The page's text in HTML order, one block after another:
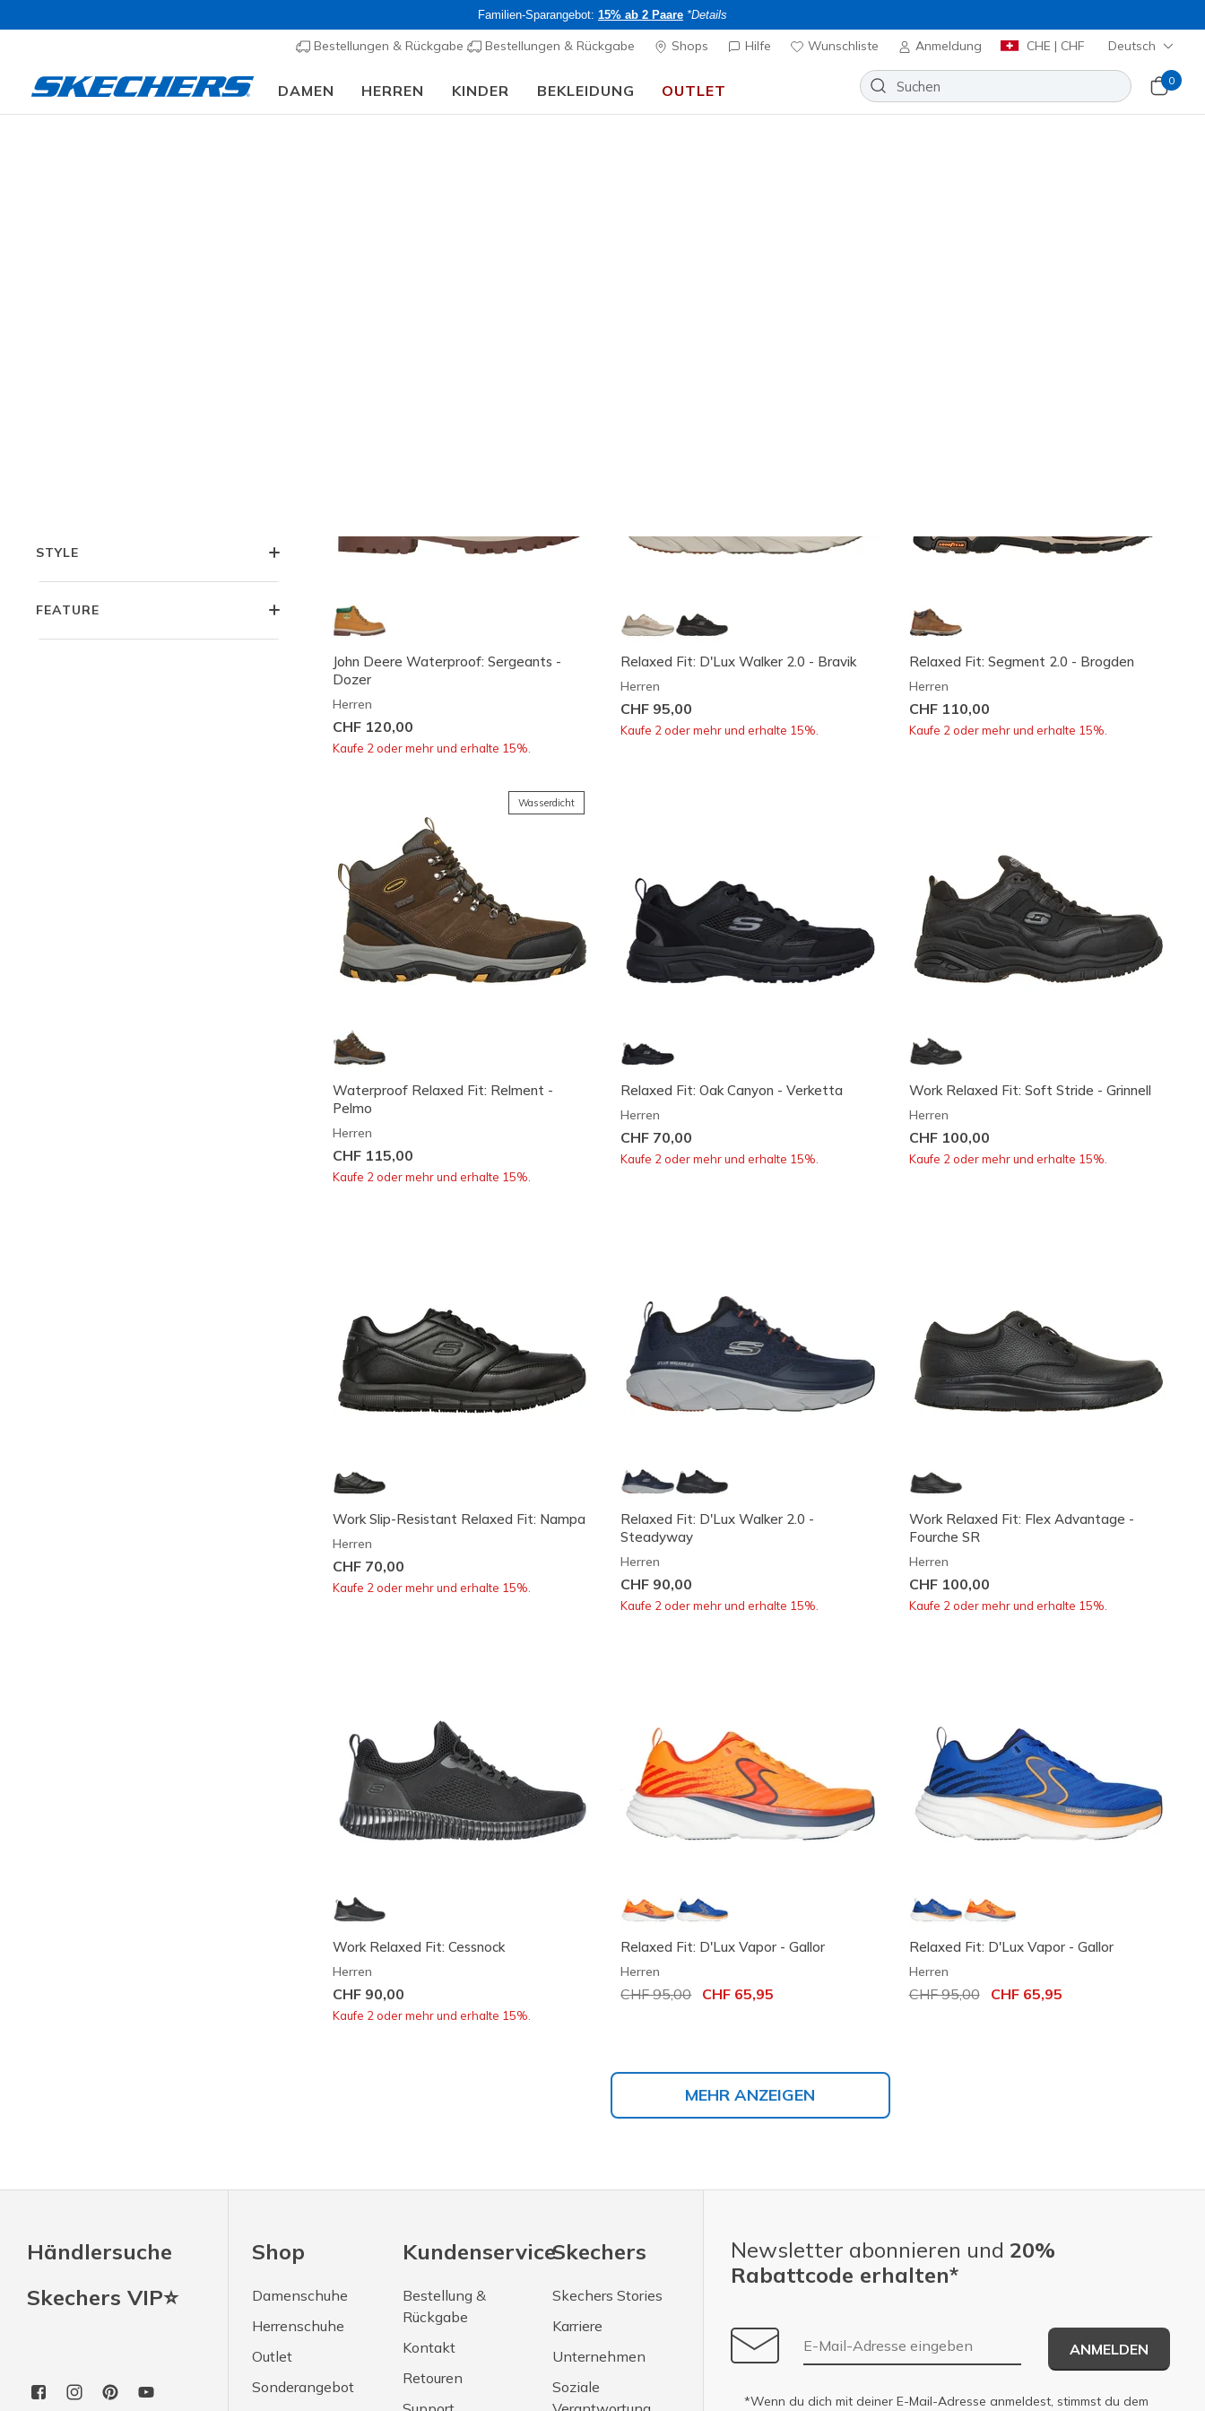
Familien-Sparangebot: 15% ab 2 Paare *Details
Bestellungen & Rückgabe Bestellungen & Rückgabe Shops Hilfe Wunschliste Anmeldung CHE | CHF Deutsch
DAMEN HERREN KINDER BEKLEIDUNG OUTLET
0
STYLE
FEATURE
John Deere Waterproof: Sergeants -
Dozer
Herren
CHF 120,00
Kaufe 2 oder mehr und erhalte 15%.
Relaxed Fit: D'Lux Walker 2.0 - Bravik
Herren
CHF 95,00
Kaufe 2 oder mehr und erhalte 15%.
Relaxed Fit: Segment 2.0 - Brogden
Herren
CHF 110,00
Kaufe 2 oder mehr und erhalte 15%.
Wasserdicht
Waterproof Relaxed Fit: Relment -
Pelmo
Herren
CHF 115,00
Kaufe 2 oder mehr und erhalte 15%.
Relaxed Fit: Oak Canyon - Verketta
Herren
CHF 70,00
Kaufe 2 oder mehr und erhalte 15%.
Work Relaxed Fit: Soft Stride - Grinnell
Herren
CHF 100,00
Kaufe 2 oder mehr und erhalte 15%.
Work Slip-Resistant Relaxed Fit: Nampa
Herren
CHF 70,00
Kaufe 2 oder mehr und erhalte 15%.
Relaxed Fit: D'Lux Walker 2.0 -
Steadyway
Herren
CHF 90,00
Kaufe 2 oder mehr und erhalte 15%.
Work Relaxed Fit: Flex Advantage -
Fourche SR
Herren
CHF 100,00
Kaufe 2 oder mehr und erhalte 15%.
Work Relaxed Fit: Cessnock
Herren
CHF 90,00
Kaufe 2 oder mehr und erhalte 15%.
Relaxed Fit: D'Lux Vapor - Gallor
Herren
Reduziert von
CHF 95,00aufCHF 65,95
Relaxed Fit: D'Lux Vapor - Gallor
Herren
Reduziert von
CHF 95,00aufCHF 65,95
MEHR ANZEIGEN
Händlersuche
Skechers VIP⭐
Shop
Damenschuhe
Herrenschuhe
Outlet
Sonderangebot
Kundenservice
Bestellung &
Rückgabe
Kontakt
Retouren
Skechers
Skechers Stories
Karriere
Unternehmen
Soziale
Newsletter abonnieren und 20%
Rabattcode erhalten*
E-Mail-Adresse
ANMELDEN
*Wenn du dich mit deiner E-Mail-Adresse anmeldest, stimmst du dem